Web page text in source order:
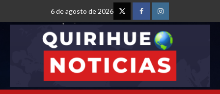
6 de agosto de 2026